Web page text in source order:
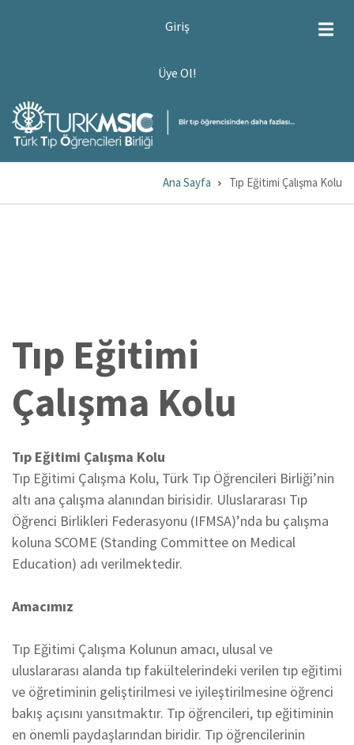
Giriş
Üye Ol!
Ana Sayfa Tıp Eğitimi Çalışma Kolu
Tıp Eğitimi
Çalışma Kolu
Tıp Eğitimi Çalışma Kolu
Tıp Eğitimi Çalışma Kolu, Türk Tıp Öğrencileri Birliği’nin
altı ana çalışma alanından birisidir. Uluslararası Tıp
Öğrenci Birlikleri Federasyonu (IFMSA)’nda bu çalışma
koluna SCOME (Standing Committee on Medical
Education) adı verilmektedir.
Amacımız
Tıp Eğitimi Çalışma Kolunun amacı, ulusal ve
uluslararası alanda tıp fakültelerindeki verilen tıp eğitimi
ve öğretiminin geliştirilmesi ve iyileştirilmesine öğrenci
bakış açısını yansıtmaktır. Tıp öğrencileri, tıp eğitiminin
en önemli paydaşlarından biridir. Tıp öğrencilerinin